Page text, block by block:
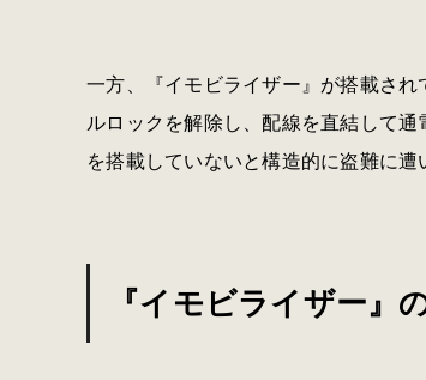
一方、『イモビライザー』が搭載さ
ルロックを解除し、配線を直結して
を搭載していないと構造的に盗難に遭
『イモビライザー』